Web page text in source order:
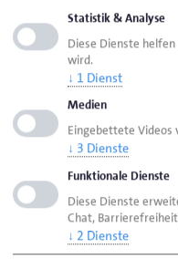
Ausbildung
bewerben. Gute
Betriebe, die
Qualitätssicherung,
oder beispielhafte
Umwelt- und
Die Volksbanken und
Großen VR-
mit allen Industrie-
Statistik & Analyse
Diese Dienste
wird.
↓ 1 Dienst
Medien
Eingebettete Videos
↓ 3 Dienste
Funktionale Dienste
Diese Dienste
Chat,
↓ 2 Dienste